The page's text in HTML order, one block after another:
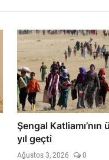
Şengal Katliamı’nın
yıl geçti
Ağustos 3, 2026 0